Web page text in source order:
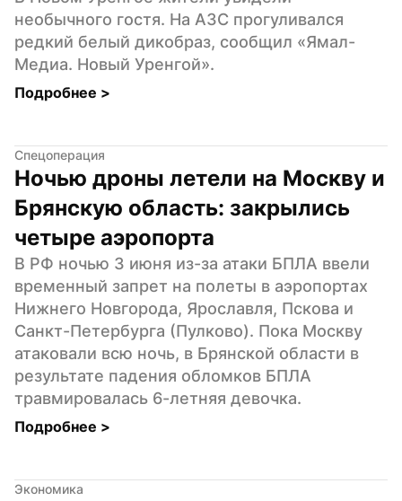
необычного гостя. На АЗС прогуливался
редкий белый дикобраз, сообщил «Ямал-
Медиа. Новый Уренгой».
Подробнее >
Спецоперация
Ночью дроны летели на Москву и
Брянскую область: закрылись
четыре аэропорта
В РФ ночью 3 июня из-за атаки БПЛА ввели
временный запрет на полеты в аэропортах
Нижнего Новгорода, Ярославля, Пскова и
Санкт-Петербурга (Пулково). Пока Москву
атаковали всю ночь, в Брянской области в
результате падения обломков БПЛА
травмировалась 6-летняя девочка.
Подробнее >
Экономика